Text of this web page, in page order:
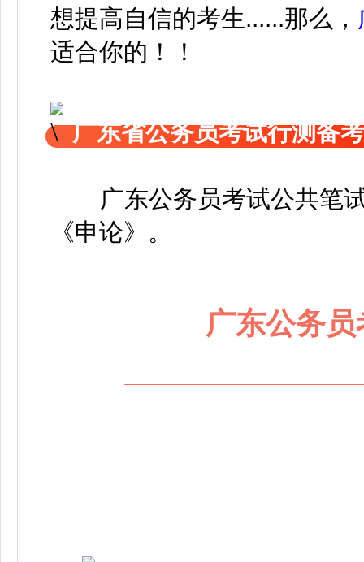
想提高自信的考生......那么，
适合你的！！
广东省公务员考试行测备
广东公务员考试公共笔
《申论》 。
广东公务